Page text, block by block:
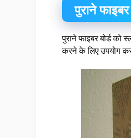
पुराने फाइबर
पुराने फाइबर बोर्ड
करने के लिए उपयोग